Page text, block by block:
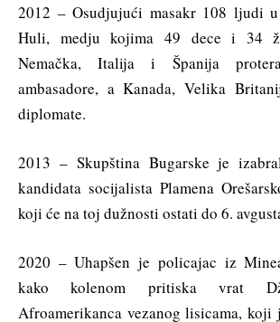
2012 – Osudjujući masakr 108 ljudi
Huli, medju kojima 49 dece i 34
Nemačka, Italija i Španija
ambasadore, a Kanada, Velika
diplomate.
2013 – Skupština Bugarske je
kandidata socijalista Plamena
koji će na toj dužnosti ostati do 6.
2020 – Uhapšen je policajac iz
kako kolenom pritiska vrat
Afroamerikanca vezanog lisicama, koji